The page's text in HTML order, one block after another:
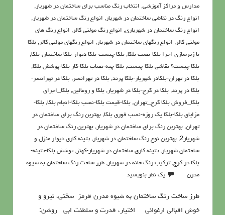
مدارس و مراکز آموزشی, انتخاب رنگ مناسب برای ساختمان در شهریار,
انواع رنگ در نقاشی ساختمان در شهریار, انواع رنگ ساختمان در شهریار,
انواع رنگ ساختمان در شهریاری, انواع رنگ مولتی کالر, انواع رنگ های
مولتی کالر, انواع رنگهای ساختمان در شهریار, انواع رنگهای مولتی کالر, بلکا
با زیرسازی-اجرا بلکا-نصب بلکا, بلکا چیست-بلکا دیوار-بلکا ساختمان-بلکا,
بلکا چیست؟ نقاشی بلکا چیست, بلکا چیه-نصاب بلکا-کار بلکا-پوشش بلکا,
بلکا در تهران-بلکادر شهریار-بلکا پرند, بلکا در تهرانسر, بلکا در تهرانسر-
بلکا در پرند, بلکا در کرج-بلکا در شهریار, بلکا و رومالین, بلکا_اجرای
بلکا_فروش بلکا کرج_تهران, بلکا-قیمت بلکا-نصب بلکا-انجام بلکا, بلکا-
مزایای بلکا-بلکا یک روزه-نصب فوری بلکا, بهترین رنگ برای ساختمان در
تهران, بهترین رنگ برای ساختمان در شهریار, بهترین رنگ ساختمان در
شهریار2
, بهترین نوع رنگ ساختمان در شهریار, پتينه کاري ديوار منزل و
ساختمان شهریار, پتینه کاری ساختمان در شهریار-کهنز, پوشش بلکا-پتینه-
بلکا در کرج,تركيب رنگ خانه در شهریار, طرز ساخت رنگ ساختمان به شیوه
مدرن
یک نظر بنویسید
طرز ساخت رنگ ساختمان به شیوه مدرن قرمز سختي، نيرو و
خوش اقبالي ارغواني اختيار، قدرت و سلطنت ابي روشن: